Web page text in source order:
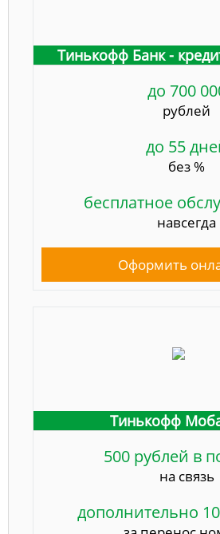
Тинькофф Банк -
до 700
рублей
до 55
без %
бесплатное
навсегда
Оформить
Тинькофф
500 рублей в
на связь
дополнительно